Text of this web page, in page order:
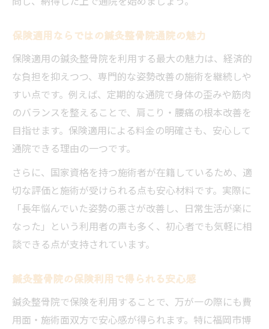
保険適用ならではの鍼灸整骨院通院の魅力
保険適用の鍼灸整骨院を利用する最大の魅力は、経済的
な負担を抑えつつ、専門的な姿勢改善の施術を継続しや
すい点です。例えば、定期的な通院で身体の歪みや筋肉
のバランスを整えることで、肩こり・腰痛の根本改善を
目指せます。保険適用による料金の明確さも、安心して
通院できる理由の一つです。
さらに、国家資格を持つ施術者が在籍しているため、適
切な評価と施術が受けられる点も安心材料です。実際に
「長年悩んでいた姿勢の悪さが改善し、日常生活が楽に
なった」という利用者の声も多く、初心者でも気軽に相
談できる点が支持されています。
鍼灸整骨院の保険利用で得られる安心感
鍼灸整骨院で保険を利用することで、万が一の際にも費
用面・施術面双方で安心感が得られます。特に福岡市博